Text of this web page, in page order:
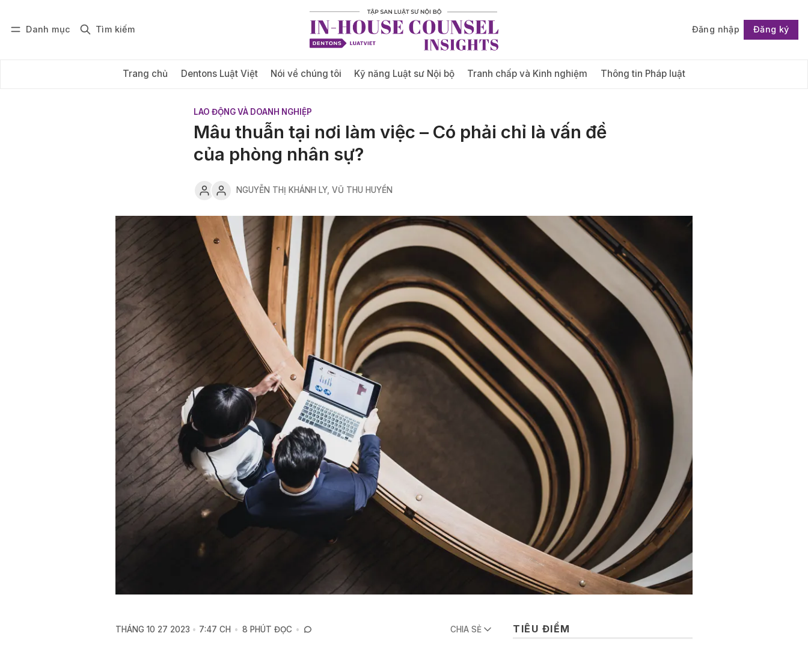
Danh mục Tìm kiếm Đăng nhập Đăng ký
Trang chủ Dentons Luật Việt Nói về chúng tôi Kỹ năng Luật sư Nội bộ Tranh chấp và Kinh nghiệm Thông tin Pháp luật
Đăng nhập Đăng ký Follow
LAO ĐỘNG VÀ DOANH NGHIỆP
Mâu thuẫn tại nơi làm việc – Có phải chỉ là vấn đề
của phòng nhân sự?
NGUYỄN THỊ KHÁNH LY, VŨ THU HUYỀN
THÁNG 10 27 2023 7:47 CH 8 PHÚT ĐỌC CHIA SẺ TIÊU ĐIỂM